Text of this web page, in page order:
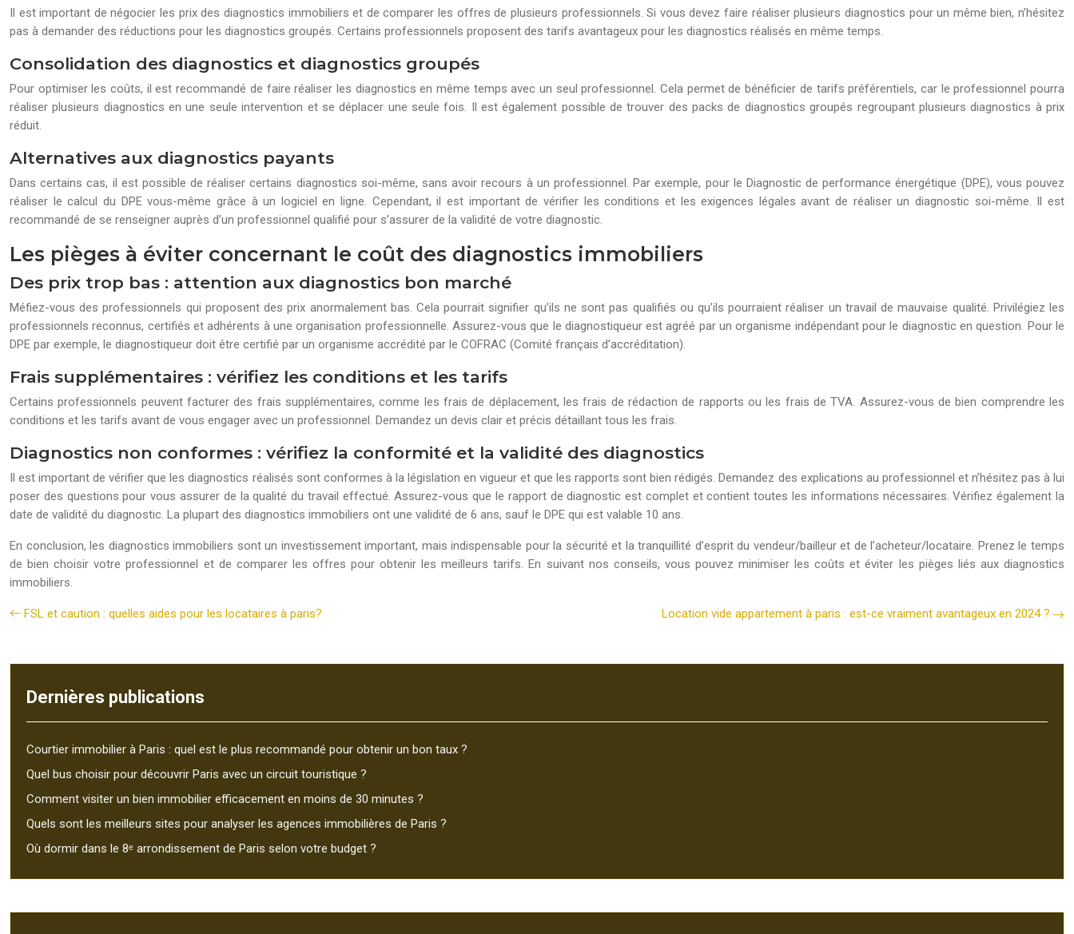
Il est important de négocier les prix des diagnostics immobiliers et de comparer les offres de plusieurs professionnels. Si vous devez faire réaliser plusieurs diagnostics pour un même bien, n’hésitez
pas à demander des réductions pour les diagnostics groupés. Certains professionnels proposent des tarifs avantageux pour les diagnostics réalisés en même temps.
Consolidation des diagnostics et diagnostics groupés
Pour optimiser les coûts, il est recommandé de faire réaliser les diagnostics en même temps avec un seul professionnel. Cela permet de bénéficier de tarifs préférentiels, car le professionnel pourra
réaliser plusieurs diagnostics en une seule intervention et se déplacer une seule fois. Il est également possible de trouver des packs de diagnostics groupés regroupant plusieurs diagnostics à prix
réduit.
Alternatives aux diagnostics payants
Dans certains cas, il est possible de réaliser certains diagnostics soi-même, sans avoir recours à un professionnel. Par exemple, pour le Diagnostic de performance énergétique (DPE), vous pouvez
réaliser le calcul du DPE vous-même grâce à un logiciel en ligne. Cependant, il est important de vérifier les conditions et les exigences légales avant de réaliser un diagnostic soi-même. Il est
recommandé de se renseigner auprès d’un professionnel qualifié pour s’assurer de la validité de votre diagnostic.
Les pièges à éviter concernant le coût des diagnostics immobiliers
Des prix trop bas : attention aux diagnostics bon marché
Méfiez-vous des professionnels qui proposent des prix anormalement bas. Cela pourrait signifier qu’ils ne sont pas qualifiés ou qu’ils pourraient réaliser un travail de mauvaise qualité. Privilégiez les
professionnels reconnus, certifiés et adhérents à une organisation professionnelle. Assurez-vous que le diagnostiqueur est agréé par un organisme indépendant pour le diagnostic en question. Pour le
DPE par exemple, le diagnostiqueur doit être certifié par un organisme accrédité par le COFRAC (Comité français d’accréditation).
Frais supplémentaires : vérifiez les conditions et les tarifs
Certains professionnels peuvent facturer des frais supplémentaires, comme les frais de déplacement, les frais de rédaction de rapports ou les frais de TVA. Assurez-vous de bien comprendre les
conditions et les tarifs avant de vous engager avec un professionnel. Demandez un devis clair et précis détaillant tous les frais.
Diagnostics non conformes : vérifiez la conformité et la validité des diagnostics
Il est important de vérifier que les diagnostics réalisés sont conformes à la législation en vigueur et que les rapports sont bien rédigés. Demandez des explications au professionnel et n’hésitez pas à lui
poser des questions pour vous assurer de la qualité du travail effectué. Assurez-vous que le rapport de diagnostic est complet et contient toutes les informations nécessaires. Vérifiez également la
date de validité du diagnostic. La plupart des diagnostics immobiliers ont une validité de 6 ans, sauf le DPE qui est valable 10 ans.
En conclusion, les diagnostics immobiliers sont un investissement important, mais indispensable pour la sécurité et la tranquillité d’esprit du vendeur/bailleur et de l’acheteur/locataire. Prenez le temps
de bien choisir votre professionnel et de comparer les offres pour obtenir les meilleurs tarifs. En suivant nos conseils, vous pouvez minimiser les coûts et éviter les pièges liés aux diagnostics
immobiliers.
FSL et caution : quelles aides pour les locataires à paris? Location vide appartement à paris : est-ce vraiment avantageux en 2024 ?
Dernières publications
Courtier immobilier à Paris : quel est le plus recommandé pour obtenir un bon taux ?
Quel bus choisir pour découvrir Paris avec un circuit touristique ?
Comment visiter un bien immobilier efficacement en moins de 30 minutes ?
Quels sont les meilleurs sites pour analyser les agences immobilières de Paris ?
Où dormir dans le 8ᵉ arrondissement de Paris selon votre budget ?